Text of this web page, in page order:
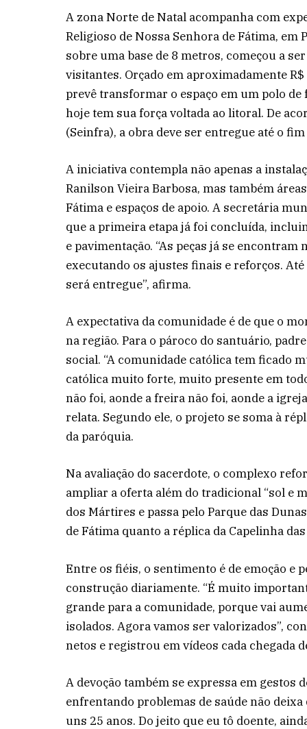
A zona Norte de Natal acompanha com
Religioso de Nossa Senhora de Fátima,
sobre uma base de 8 metros, começou a
visitantes. Orçado em aproximadamente
prevê transformar o espaço em um polo
hoje tem sua força voltada ao litoral. De
(Seinfra), a obra deve ser entregue até o
A iniciativa contempla não apenas a
Ranilson Vieira Barbosa, mas também
Fátima e espaços de apoio. A secretária
que a primeira etapa já foi concluída,
e pavimentação. “As peças já se
executando os ajustes finais e reforços.
será entregue”, afirma.
A expectativa da comunidade é de que o
na região. Para o pároco do santuário,
social. “A comunidade católica tem ficado
católica muito forte, muito presente em
não foi, aonde a freira não foi, aonde a
relata. Segundo ele, o projeto se soma à
da paróquia.
Na avaliação do sacerdote, o complexo
ampliar a oferta além do tradicional “sol e
dos Mártires e passa pelo Parque das
de Fátima quanto a réplica da Capelinha
Entre os fiéis, o sentimento é de emoção e
construção diariamente. “É muito
grande para a comunidade, porque vai
isolados. Agora vamos ser valorizados”,
netos e registrou em vídeos cada chegada
A devoção também se expressa em gestos
enfrentando problemas de saúde não
uns 25 anos. Do jeito que eu tô doente,